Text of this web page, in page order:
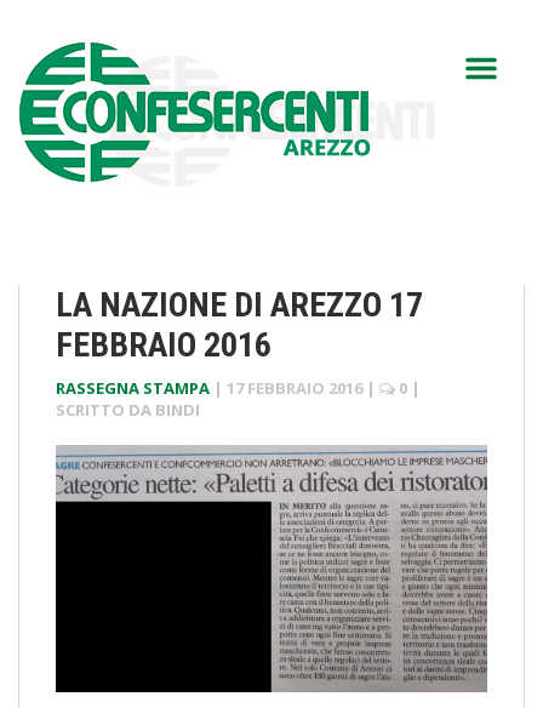
LA NAZIONE DI AREZZO 17
FEBBRAIO 2016
RASSEGNA STAMPA | 17 FEBBRAIO 2016 | 0 |
SCRITTO DA BINDI